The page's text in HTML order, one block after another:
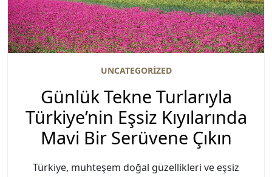
UNCATEGORIZED
Günlük Tekne Turlarıyla
Türkiye’nin Eşsiz Kıyılarında
Mavi Bir Serüvene Çıkın
Türkiye, muhteşem doğal güzellikleri ve eşsiz